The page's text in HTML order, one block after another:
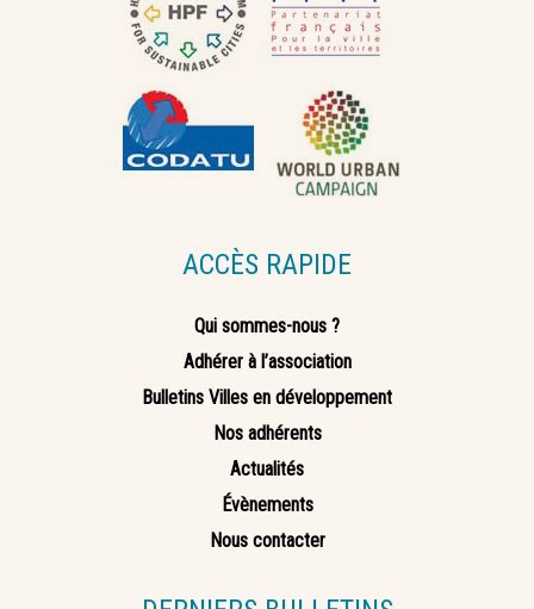
ACCÈS RAPIDE
Qui sommes-nous ?
Adhérer à l’association
Bulletins Villes en développement
Nos adhérents
Actualités
Évènements
Nous contacter